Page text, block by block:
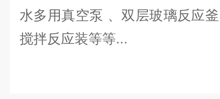
水多用真空泵 、双层玻璃反应
搅拌反应装等等...